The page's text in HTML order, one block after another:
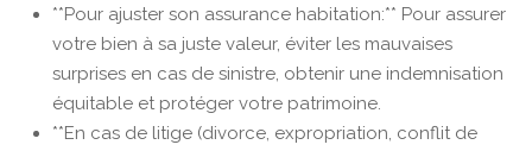
**Pour ajuster son assurance habitation:** Pour assurer
votre bien à sa juste valeur, éviter les mauvaises
surprises en cas de sinistre, obtenir une indemnisation
équitable et protéger votre patrimoine.
**En cas de litige (divorce, expropriation, conflit de